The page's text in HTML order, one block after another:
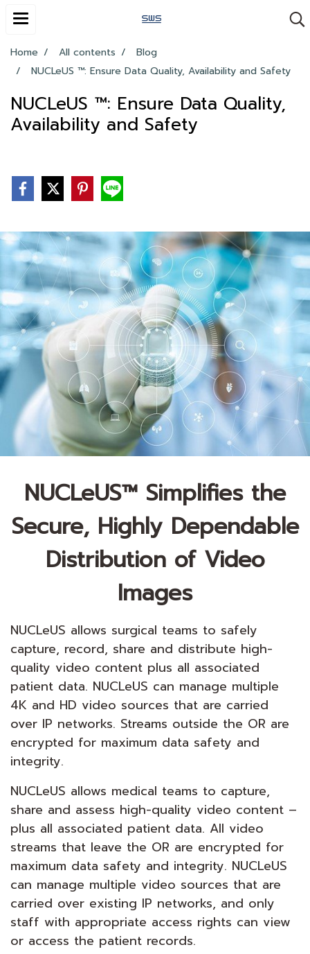
Home All contents
Blog
NUCLeUS ™: Ensure Data Quality, Availability and Safety
NUCLeUS ™: Ensure Data Quality,
Availability and Safety
NUCLeUS™ Simplifies the
Secure, Highly Dependable
Distribution of Video
Images
NUCLeUS allows surgical teams to safely
capture, record, share and distribute high-
quality video content plus all associated
patient data. NUCLeUS can manage multiple
4K and HD video sources that are carried
over IP networks. Streams outside the OR are
encrypted for maximum data safety and
integrity.
NUCLeUS allows medical teams to capture,
share and assess high-quality video content –
plus all associated patient data. All video
streams that leave the OR are encrypted for
maximum data safety and integrity. NUCLeUS
can manage multiple video sources that are
carried over existing IP networks, and only
staff with appropriate access rights can view
or access the patient records.